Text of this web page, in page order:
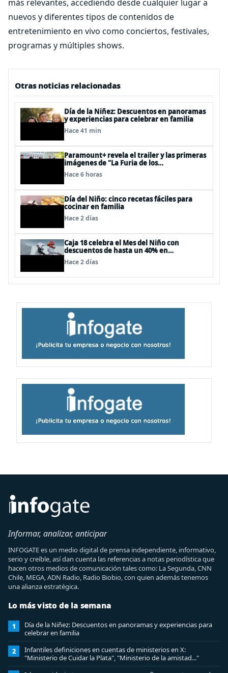
más relevantes, accediendo desde cualquier lugar a
nuevos y diferentes tipos de contenidos de
entretenimiento en vivo como conciertos, festivales,
programas y múltiples shows.
Otras noticias relacionadas
Día de la Niñez: Descuentos en panoramas
y experiencias para celebrar en familia
Hace 41 min
Paramount+ revela el trailer y las primeras
imágenes de "La Furia de los
Thundermans"
Hace 6 horas
Día del Niño: cinco recetas fáciles para
cocinar en familia
Hace 2 días
Caja 18 celebra el Mes del Niño con
descuentos de hasta un 40% en
panoramas, cine, shows y streaming
Hace 2 días
Informar, analizar, anticipar
INFOGATE es un medio digital de prensa independiente, informativo,
serio y creíble, así dan cuenta las referencias a notas periodística que
hacen otros medios de comunicación tales como: La Segunda, CNN
Chile, MEGA, ADN Radio, Radio Biobio, con quien además tenemos
una alianza estratégica.
Lo más visto de la semana
1
Día de la Niñez: Descuentos en panoramas y experiencias para
celebrar en familia
2
Infantiles definiciones en cuentas de ministerios en X:
"Ministerio de Cuidar la Plata", "Ministerio de la amistad..."